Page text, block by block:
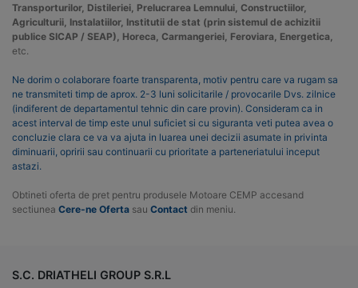
Transporturilor, Distileriei, Prelucrarea Lemnului, Constructiilor,
Agriculturii, Instalatiilor, Institutii de stat (prin sistemul de achizitii
publice SICAP / SEAP), Horeca, Carmangeriei, Feroviara, Energetica,
etc.
Ne dorim o colaborare foarte transparenta, motiv pentru care va rugam sa
ne transmiteti timp de aprox. 2-3 luni solicitarile / provocarile Dvs. zilnice
(indiferent de departamentul tehnic din care provin). Consideram ca in
acest interval de timp este unul suficiet si cu siguranta veti putea avea o
concluzie clara ce va va ajuta in luarea unei decizii asumate in privinta
diminuarii, opririi sau continuarii cu prioritate a parteneriatului inceput
astazi.
Obtineti oferta de pret pentru produsele Motoare CEMP accesand
sectiunea Cere-ne Oferta sau Contact din meniu.
S.C. DRIATHELI GROUP S.R.L